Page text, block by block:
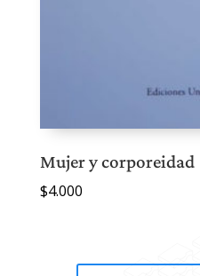
Mujer y corporeidad
$4.000